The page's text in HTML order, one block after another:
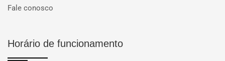
Fale conosco
Horário de funcionamento